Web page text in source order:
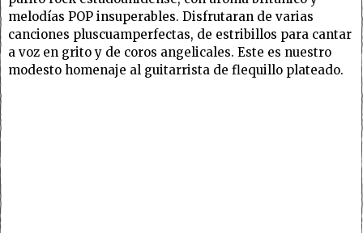
melodías POP insuperables. Disfrutaran de varias
canciones pluscuamperfectas, de estribillos para cantar
a voz en grito y de coros angelicales. Este es nuestro
modesto homenaje al guitarrista de flequillo plateado.